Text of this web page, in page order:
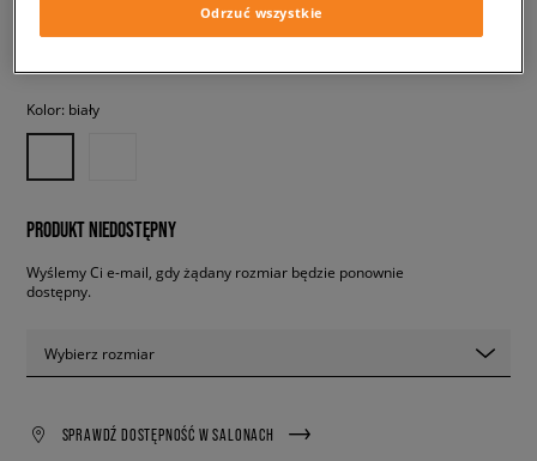
Kolor: biały
PRODUKT NIEDOSTĘPNY
Wyślemy Ci e-mail, gdy żądany rozmiar będzie ponownie
dostępny.
Wybierz rozmiar
SPRAWDŹ DOSTĘPNOŚĆ W SALONACH
Odrzuć wszystkie